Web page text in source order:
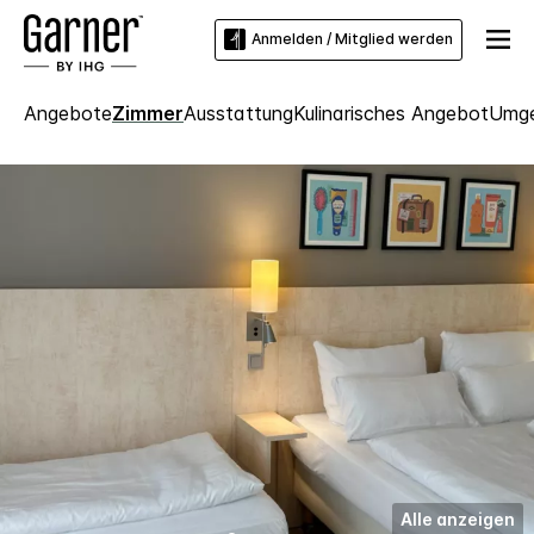
Anmelden / Mitglied werden
AngeboteZimmerAusstattungKulinarisches Angebot
Alle anzeigen